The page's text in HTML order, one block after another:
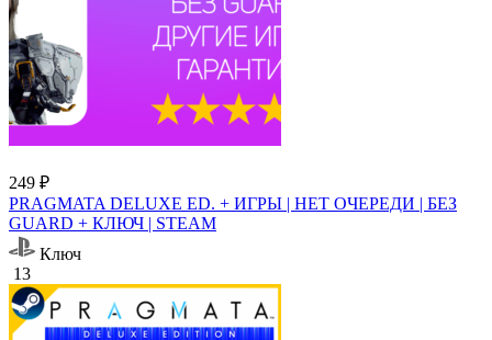
249 ₽
PRAGMATA DELUXE ED. + ИГРЫ | НЕТ ОЧЕРЕДИ | БЕЗ
GUARD + КЛЮЧ | STEAM
Ключ
13